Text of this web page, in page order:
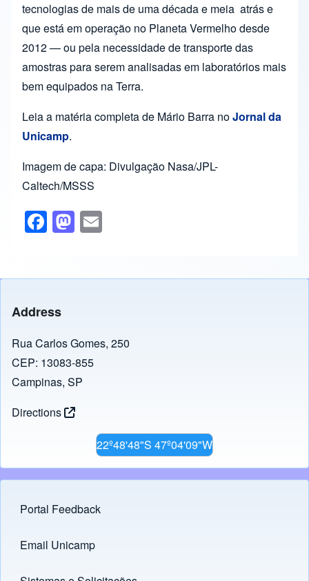
tecnologias de mais de uma década e meia atrás e
que está em operação no Planeta Vermelho desde
2012 — ou pela necessidade de transporte das
amostras para serem analisadas em laboratórios mais
bem equipados na Terra.
Leia a matéria completa de Mário Barra noJornal da
Unicamp.
Imagem de capa: Divulgação Nasa/JPL-
Caltech/MSSS
F
a
e
b
o
k
M
a
o
n
Address
Rua Carlos Gomes, 250
CEP: 13083-855
Campinas, SP
Directions
22º48'48"S 47º04'09"W
Footer menu
Portal Feedback
Links
Email Unicamp
(opens in new tab)